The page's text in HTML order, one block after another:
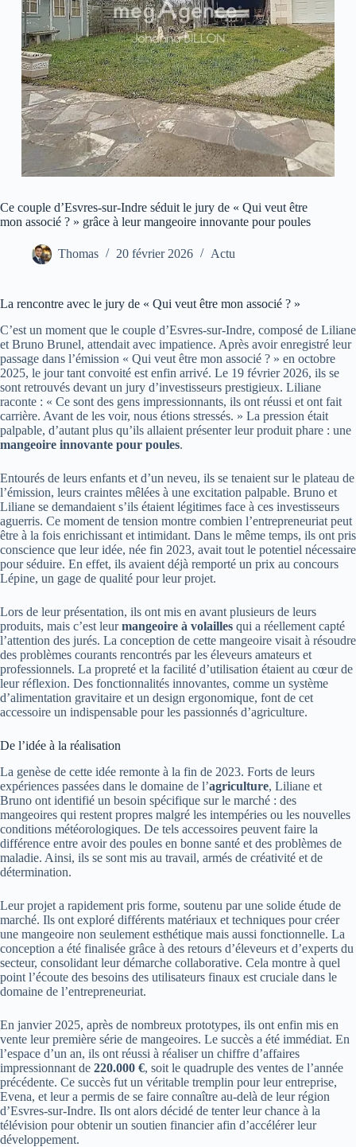
Ce couple d’Esvres-sur-Indre séduit le jury de « Qui veut être
mon associé ? » grâce à leur mangeoire innovante pour poules
Thomas 20 février 2026 Actu
La rencontre avec le jury de « Qui veut être mon associé ? »
C’est un moment que le couple d’Esvres-sur-Indre, composé de Liliane
et Bruno Brunel, attendait avec impatience. Après avoir enregistré leur
passage dans l’émission « Qui veut être mon associé ? » en octobre
2025, le jour tant convoité est enfin arrivé. Le 19 février 2026, ils se
sont retrouvés devant un jury d’investisseurs prestigieux. Liliane
raconte : « Ce sont des gens impressionnants, ils ont réussi et ont fait
carrière. Avant de les voir, nous étions stressés. » La pression était
palpable, d’autant plus qu’ils allaient présenter leur produit phare : une
mangeoire innovante pour poules.
Entourés de leurs enfants et d’un neveu, ils se tenaient sur le plateau de
l’émission, leurs craintes mêlées à une excitation palpable. Bruno et
Liliane se demandaient s’ils étaient légitimes face à ces investisseurs
aguerris. Ce moment de tension montre combien l’entrepreneuriat peut
être à la fois enrichissant et intimidant. Dans le même temps, ils ont pris
conscience que leur idée, née fin 2023, avait tout le potentiel nécessaire
pour séduire. En effet, ils avaient déjà remporté un prix au concours
Lépine, un gage de qualité pour leur projet.
Lors de leur présentation, ils ont mis en avant plusieurs de leurs
produits, mais c’est leurmangeoire à volailles qui a réellement capté
l’attention des jurés. La conception de cette mangeoire visait à résoudre
des problèmes courants rencontrés par les éleveurs amateurs et
professionnels. La propreté et la facilité d’utilisation étaient au cœur de
leur réflexion. Des fonctionnalités innovantes, comme un système
d’alimentation gravitaire et un design ergonomique, font de cet
accessoire un indispensable pour les passionnés d’agriculture.
De l’idée à la réalisation
La genèse de cette idée remonte à la fin de 2023. Forts de leurs
expériences passées dans le domaine de l’agriculture, Liliane et
Bruno ont identifié un besoin spécifique sur le marché : des
mangeoires qui restent propres malgré les intempéries ou les nouvelles
conditions météorologiques. De tels accessoires peuvent faire la
différence entre avoir des poules en bonne santé et des problèmes de
maladie. Ainsi, ils se sont mis au travail, armés de créativité et de
détermination.
Leur projet a rapidement pris forme, soutenu par une solide étude de
marché. Ils ont exploré différents matériaux et techniques pour créer
une mangeoire non seulement esthétique mais aussi fonctionnelle. La
conception a été finalisée grâce à des retours d’éleveurs et d’experts du
secteur, consolidant leur démarche collaborative. Cela montre à quel
point l’écoute des besoins des utilisateurs finaux est cruciale dans le
domaine de l’entrepreneuriat.
En janvier 2025, après de nombreux prototypes, ils ont enfin mis en
vente leur première série de mangeoires. Le succès a été immédiat. En
l’espace d’un an, ils ont réussi à réaliser un chiffre d’affaires
impressionnant de 220.000 €, soit le quadruple des ventes de l’année
précédente. Ce succès fut un véritable tremplin pour leur entreprise,
Evena, et leur a permis de se faire connaître au-delà de leur région
d’Esvres-sur-Indre. Ils ont alors décidé de tenter leur chance à la
télévision pour obtenir un soutien financier afin d’accélérer leur
développement.